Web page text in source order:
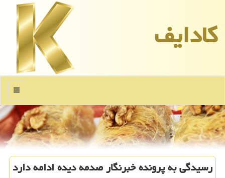
كادایف
منو
رسیدگی به پرونده خبرنگار صدمه دیده ادامه دارد